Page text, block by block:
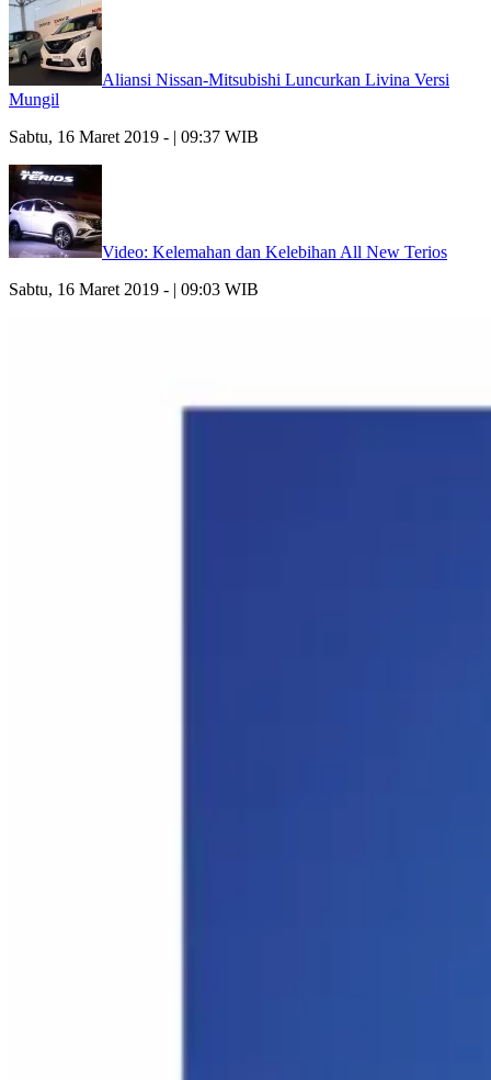
Aliansi Nissan-Mitsubishi Luncurkan Livina Versi
Mungil
Sabtu, 16 Maret 2019 - | 09:37 WIB
Video: Kelemahan dan Kelebihan All New Terios
Sabtu, 16 Maret 2019 - | 09:03 WIB